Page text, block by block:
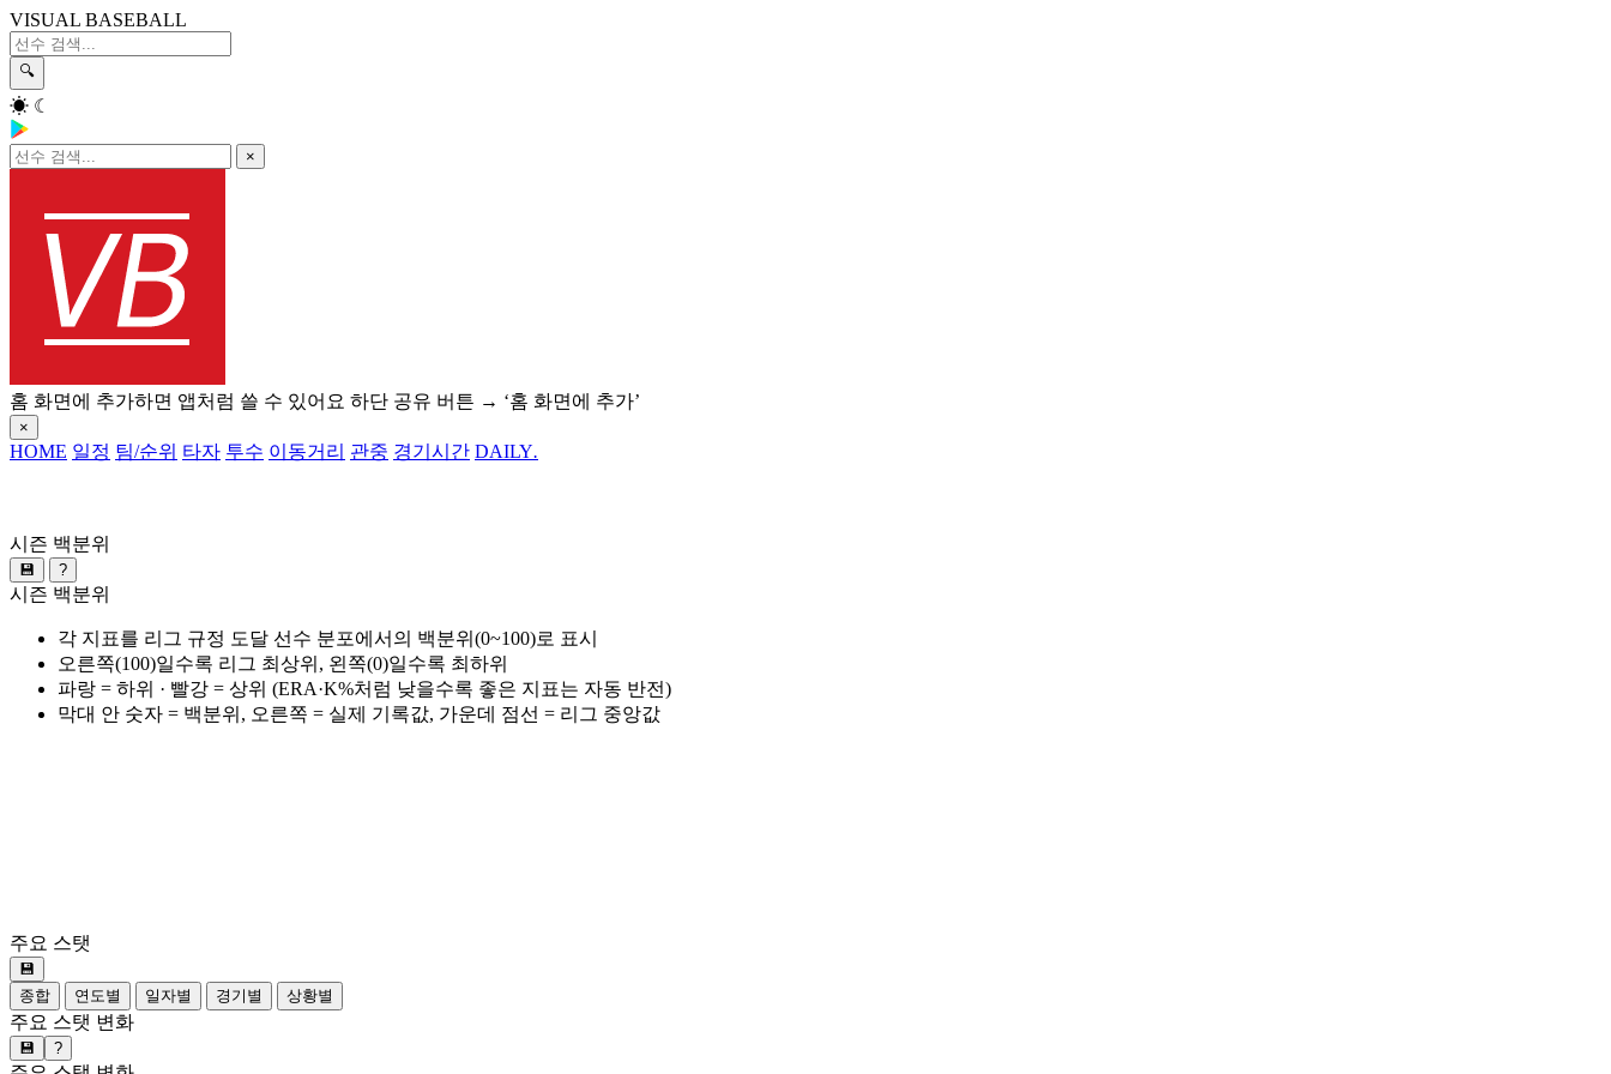
VISUAL BASEBALL
🔍
☀ ☾
×
홈 화면에 추가하면 앱처럼 쓸 수 있어요 하단 공유 버튼 → ‘홈 화면에 추가’
×
HOME 일정 팀/순위 타자 투수 이동거리 관중 경기시간 DAILY.
시즌 백분위
💾 ?
시즌 백분위
각 지표를 리그 규정 도달 선수 분포에서의 백분위(0~100)로 표시
오른쪽(100)일수록 리그 최상위, 왼쪽(0)일수록 최하위
파랑 = 하위 · 빨강 = 상위 (ERA·K%처럼 낮을수록 좋은 지표는 자동 반전)
막대 안 숫자 = 백분위, 오른쪽 = 실제 기록값, 가운데 점선 = 리그 중앙값
주요 스탯
💾
종합
연도별 일자별 경기별 상황별
주요 스탯 변화
💾 ?